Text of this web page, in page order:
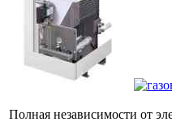
Полная независимости от